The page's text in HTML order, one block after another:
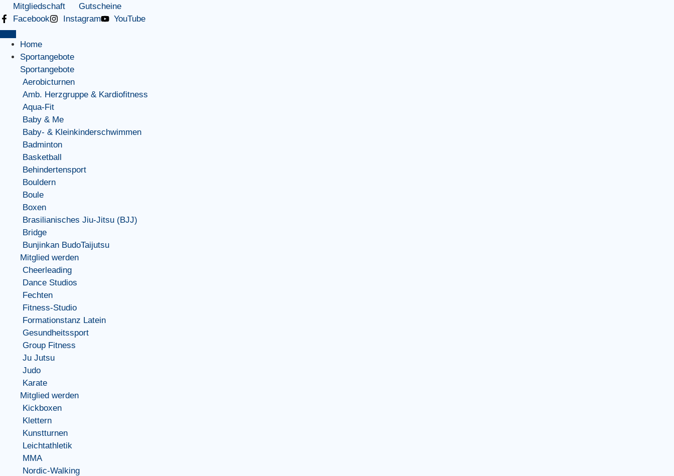
Mitgliedschaft
Gutscheine
Facebook
Instagram YouTube
Home
Sportangebote
Sportangebote
Aerobicturnen
Amb. Herzgruppe & Kardiofitness
Aqua-Fit
Baby & Me
Baby- & Kleinkinderschwimmen
Badminton
Basketball
Behindertensport
Bouldern
Boule
Boxen
Brasilianisches Jiu-Jitsu (BJJ)
Bridge
Bunjinkan BudoTaijutsu
Mitglied werden
Cheerleading
Dance Studios
Fechten
Fitness-Studio
Formationstanz Latein
Gesundheitssport
Group Fitness
Ju Jutsu
Judo
Karate
Mitglied werden
Kickboxen
Klettern
Kunstturnen
Leichtathletik
MMA
Nordic-Walking